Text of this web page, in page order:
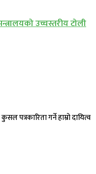
उच्चस्तरीय टोली
पत्रकारिता गर्ने हाम्रो दायित्व